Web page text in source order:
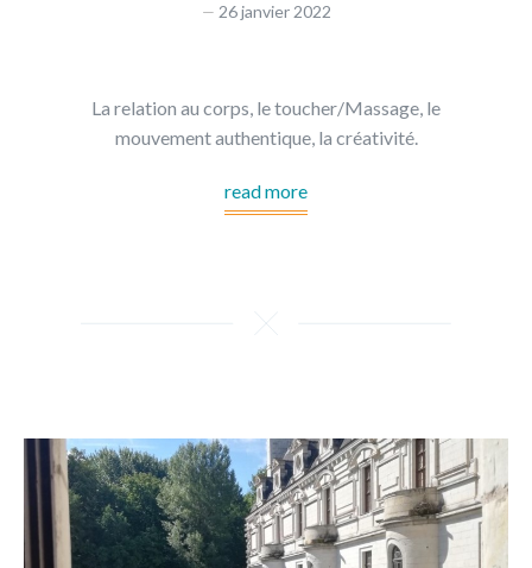
26 janvier 2022
La relation au corps, le toucher/Massage, le
mouvement authentique, la créativité.
read more